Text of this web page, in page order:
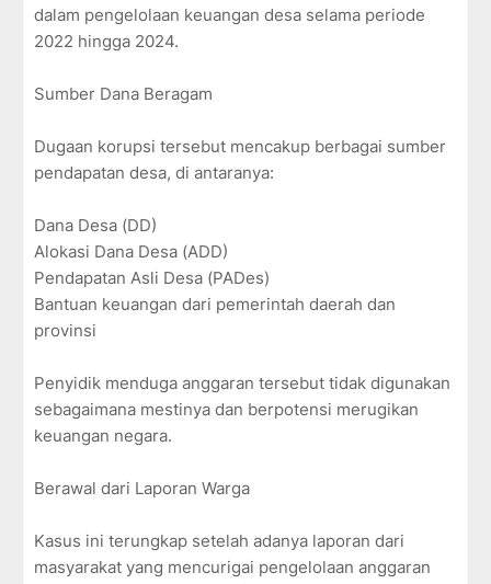
dalam pengelolaan keuangan desa selama periode
2022 hingga 2024.
Sumber Dana Beragam
Dugaan korupsi tersebut mencakup berbagai sumber
pendapatan desa, di antaranya:
Dana Desa (DD)
Alokasi Dana Desa (ADD)
Pendapatan Asli Desa (PADes)
Bantuan keuangan dari pemerintah daerah dan
provinsi
Penyidik menduga anggaran tersebut tidak digunakan
sebagaimana mestinya dan berpotensi merugikan
keuangan negara.
Berawal dari Laporan Warga
Kasus ini terungkap setelah adanya laporan dari
masyarakat yang mencurigai pengelolaan anggaran